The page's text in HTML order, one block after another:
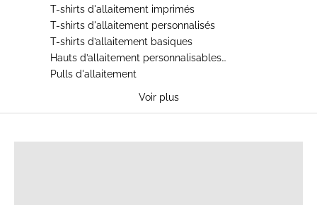
T-shirts d'allaitement imprimés
T-shirts d'allaitement personnalisés
T-shirts d’allaitement basiques
Hauts d’allaitement personnalisables
Pulls d'allaitement
Sweat-shirts d'allaitement
Pulls d'allaitement maille
Robes d'allaitement
Voir plus